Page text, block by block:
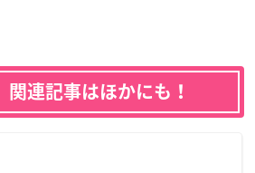
関連記事はほかにも！